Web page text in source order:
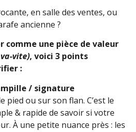
en salle des ventes, ou
ancienne ?
comme une pièce de valeur
vite), voici 3 points
:
/ signature
pied ou sur son flan. C’est le
& rapide de savoir si votre
À une petite nuance près : les